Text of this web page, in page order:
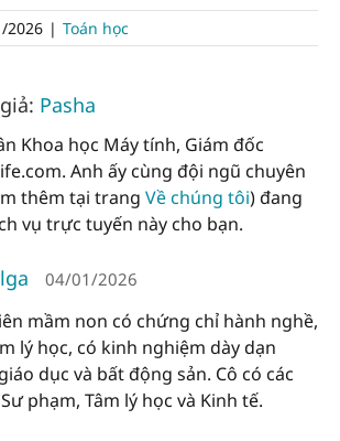
2026 | Toán học
Pasha
Khoa học Máy tính, Giám đốc
Anh ấy cùng đội ngũ chuyên
thêm tại trang Về chúng tôi) đang
vụ trực tuyến này cho bạn.
04/01/2026
mầm non có chứng chỉ hành nghề,
lý học, có kinh nghiệm dày dạn
dục và bất động sản. Cô có các
phạm, Tâm lý học và Kinh tế.